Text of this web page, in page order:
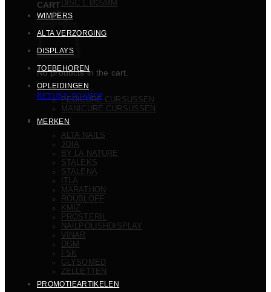
CART
No products in the cart.
RETURN TO SHOP
DISC L Ø25MM
WIMPERS
ALTA VERZORGING
DISPLAYS
TOEBEHOREN
OPLEIDINGEN
PEDICURE CURSUSSEN
MANICURE CURSUSSEN
MERKEN
ALTA NAILS
JOIA
BY LA NATURE
STALEKS
STALENA
ITLA
MARATHON
ROUBLOFF
KMIZ
PROSTERIL
NAILPOLISHDISPLAY
VINAR
DGM
FSK
GLYSOMED
ZELLETTEN
PROMOTIEARTIKELEN